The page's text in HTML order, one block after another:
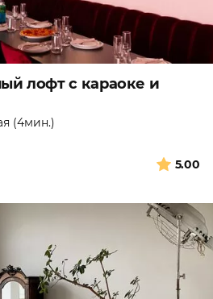
лофт с караоке и
(4мин.)
5.00